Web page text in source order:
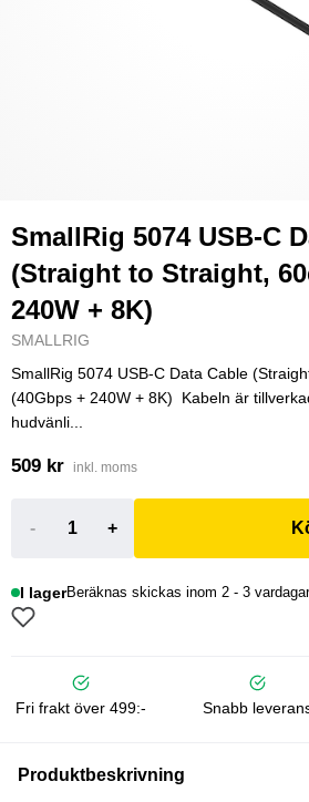
SmallRig 5074 USB-C
(Straight to Straight,
240W + 8K)
SMALLRIG
SmallRig 5074 USB-C Data Cable
(40Gbps + 240W + 8K) Kabeln är
hudvänli...
509 kr inkl. moms
- +
I lagerBeräknas skickas inom 2 - 3
Fri frakt över 499:- Snabb
Produktbeskrivning